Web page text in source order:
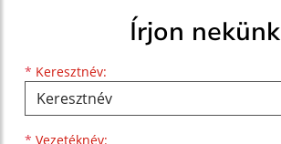
Írjon nekünk
* Keresztnév:
Keresztnév
* Vezetéknév:
Vezetéknév
E-mail cím